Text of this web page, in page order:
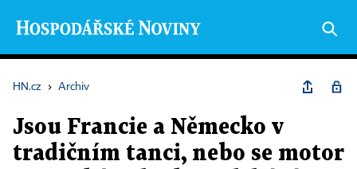
HN.cz › Archiv
Jsou Francie a Německo v
tradičním tanci, nebo se motor